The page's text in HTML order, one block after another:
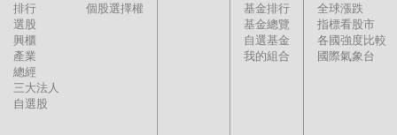
排行
選股
興櫃
產業
總經
三大法人
自選股
個股選擇權
基金排行
基金總覽
自選基金
我的組合
全球漲跌
指標看股市
各國強度比較
國際氣象台